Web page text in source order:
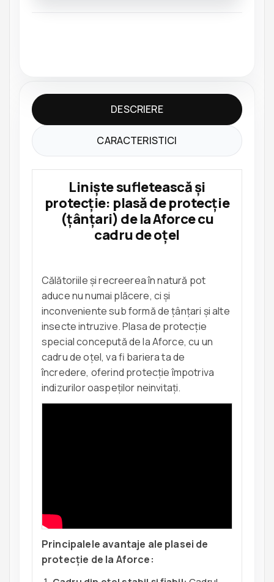
DESCRIERE
CARACTERISTICI
Liniște sufletească și
protecție: plasă de protecție
(țânțari) de la Aforce cu
cadru de oțel
Călătoriile și recreerea în natură pot
aduce nu numai plăcere, ci și
inconveniente sub formă de țânțari și alte
insecte intruzive. Plasa de protecție
special concepută de la Aforce, cu un
cadru de oțel, va fi bariera ta de
încredere, oferind protecție împotriva
indizurilor oaspeților neinvitați.
Principalele avantaje ale plasei de
protecție de la Aforce: